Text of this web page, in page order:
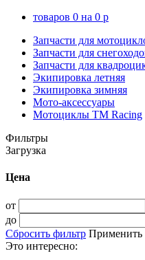
товаров 0 на 0 p
Запчасти для
Запчасти для
Запчасти для
Экипировка летняя
Экипировка зимняя
Мото-аксессуары
Мотоциклы TM Racing
Фильтры
Загрузка
Цена
от
до
Сбросить фильтр Применить
Это интересно: